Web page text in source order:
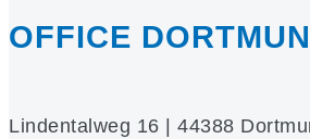
OFFICE
Lindentalweg 16 | 44388